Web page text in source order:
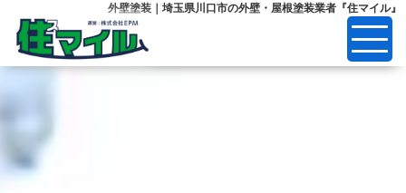
外壁塗装｜埼玉県川口市の外壁・屋根塗装業者『住マイル』